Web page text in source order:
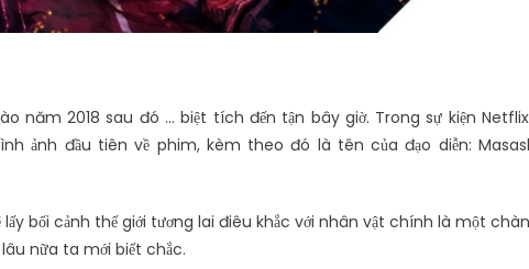
năm 2018 sau đó … biệt tích đến tận bây giờ. Trong sự kiện
ảnh đầu tiên về phim, kèm theo đó là tên của đạo diễn:
bối cảnh thế giới tương lai điêu khắc với nhân vật chính là một
nữa ta mới biết chắc.